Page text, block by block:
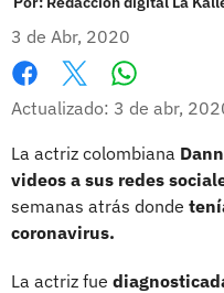
3 de Abr, 2020
Facebook
X
Actualizado: 3 de abr,
La actriz colombiana
videos a sus redes
semanas atrás donde
coronavirus.
La actriz fue